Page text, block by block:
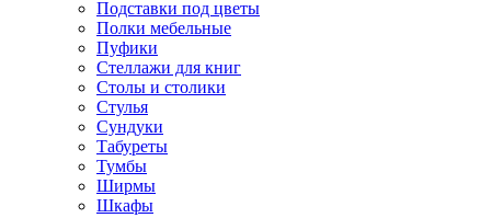
Подставки под цветы
Полки мебельные
Пуфики
Стеллажи для книг
Столы и столики
Стулья
Сундуки
Табуреты
Тумбы
Ширмы
Шкафы